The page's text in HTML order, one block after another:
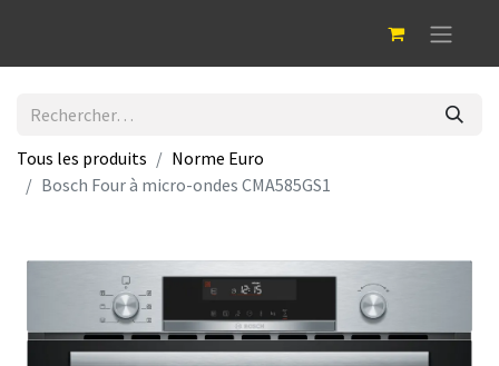
Tous les produits
Norme Euro
Bosch Four à micro-ondes CMA585GS1